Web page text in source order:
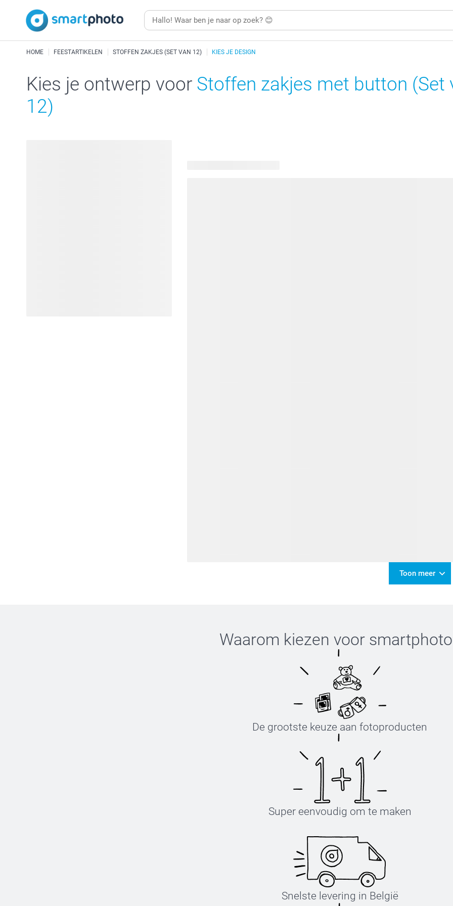
HOME FEESTARTIKELEN STOFFEN ZAKJES (SET VAN 12) KIES JE DESIGN
Kies je ontwerp voor Stoffen zakjes met button (Set
12)
Toon meer
Waarom kiezen voor smartphoto
De grootste keuze aan fotoproducten
Super eenvoudig om te maken
Snelste levering in België